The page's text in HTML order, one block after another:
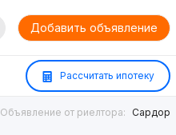
Добавить объявление
Рассчитать ипотеку
Объявление от риелтора: Сардор